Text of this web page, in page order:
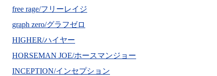
free rage/フリーレイジ
graph zero/グラフゼロ
HIGHER/ハイヤー
HORSEMAN JOE/ホースマンジョー
INCEPTION/インセプション